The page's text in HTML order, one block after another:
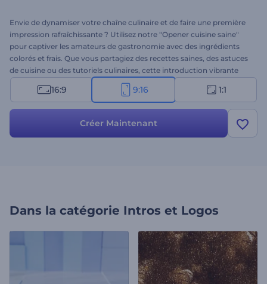
Envie de dynamiser votre chaîne culinaire et de faire une première
impression rafraîchissante ? Utilisez notre "Opener cuisine saine"
pour captiver les amateurs de gastronomie avec des ingrédients
colorés et frais. Que vous partagiez des recettes saines, des astuces
de cuisine ou des tutoriels culinaires, cette introduction vibrante
convient à tous les types de contenus. Importez votre logo, ajoutez
votre texte et sélectionnez une musique dynamique. Parfait pour
cuisine saine. Essayez dès maintenant !
16:9 9:16 1:1
Créer Maintenant
Dans la catégorie Intros et Logos